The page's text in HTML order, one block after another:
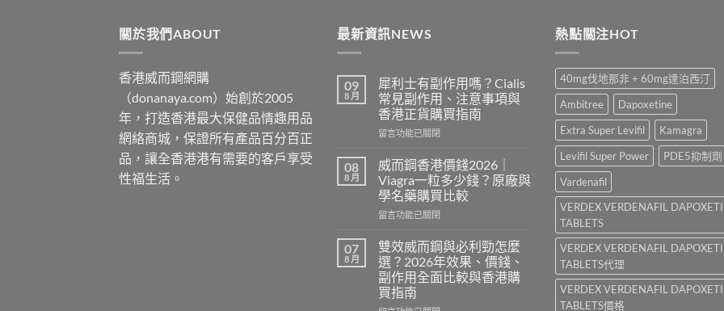
關於我們ABOUT
香港威而鋼網購
（donanaya.com）始創於2005
年，打造香港最大保健品情趣用品
網絡商城，保證所有產品百分百正
品，讓全香港港有需要的客戶享受
性福生活。
最新資訊NEWS
09
8 月
犀利士有副作用嗎？Cialis
常見副作用、注意事項與
香港正貨購買指南
在
利
士
有
副
作
嗎？
Cialis
常
見
副
留言功能已關閉
08
8 月
威而鋼香港價錢2026｜
Viagra一粒多少錢？原廠與
學名藥購買比較
在
而
鋼
香
港
價
留言功能已關閉
07
8 月
雙效威而鋼與必利勁怎麼
選？2026年效果、價錢、
副作用全面比較與香港購
買指南
熱點關注HOT
40mg伐地那非 + 60mg達泊西汀
Ambitree
Dapoxetine
Extra Super Levifil
Kamagra
Levifil Super Power
PDE5抑制劑
Vardenafil
VERDEX VERDENAFIL
TABLETS
VERDEX VERDENAFIL
TABLETS代理
VERDEX VERDENAFIL
TABLETS價格